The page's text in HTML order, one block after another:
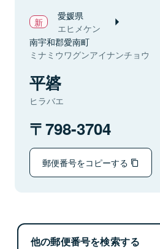
愛媛県
エヒメケン
南宇和郡愛南町
ミナミウワグンアイナンチョウ
平碆
ヒラバエ
798-3704
郵便番号をコピーする
他の郵便番号を検索する